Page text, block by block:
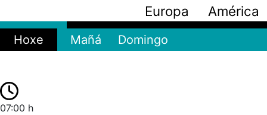
Europa
América
Hoxe Mañá Domingo
07:00 h